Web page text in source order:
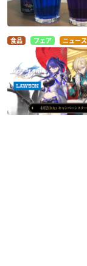
食品 フェア ニュース